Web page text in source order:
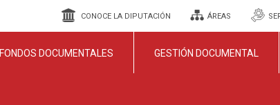
CONOCE LA DIPUTACIÓN ÁREAS
FONDOS DOCUMENTALES GESTIÓN DOCUMENTAL